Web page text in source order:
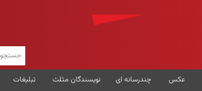
عکس چندرسانه ای نویسندگان مثلث تبلیغات